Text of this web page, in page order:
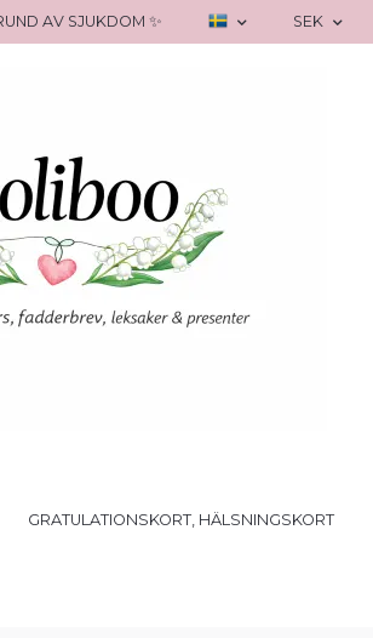
AV SJUKDOM ✨ SEK
GRATULATIONSKORT, HÄLSNINGSKORT